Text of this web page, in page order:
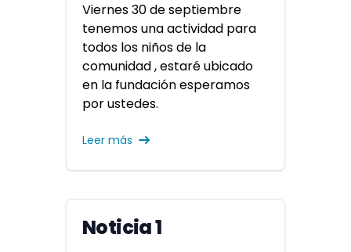
Viernes 30 de septiembre
tenemos una actividad para
todos los niños de la
comunidad , estaré ubicado
en la fundación esperamos
por ustedes.
Leer más
Noticia 1